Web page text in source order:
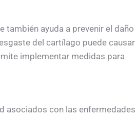
ayuda a prevenir el daño
del cartílago puede causar
implementar medidas para
asociados con las enfermedades